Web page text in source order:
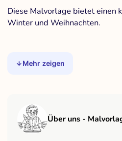
Diese Malvorlage bietet einen
Winter und Weihnachten.
Mehr zeigen
Über uns -